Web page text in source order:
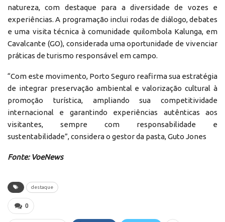
natureza, com destaque para a diversidade de vozes e
experiências. A programação inclui rodas de diálogo, debates
e uma visita técnica à comunidade quilombola Kalunga, em
Cavalcante (GO), considerada uma oportunidade de vivenciar
práticas de turismo responsável em campo.
“Com este movimento, Porto Seguro reafirma sua estratégia
de integrar preservação ambiental e valorização cultural à
promoção turística, ampliando sua competitividade
internacional e garantindo experiências autênticas aos
visitantes, sempre com responsabilidade e
sustentabilidade”, considera o gestor da pasta, Guto Jones
Fonte: VoeNews
destaque
0